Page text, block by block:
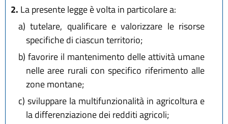
2. La presente legge è volta in particolare a:
a) tutelare, qualificare e valorizzare le risorse
specifiche di ciascun territorio;
b) favorire il mantenimento delle attività umane
nelle aree rurali con specifico riferimento alle
zone montane;
c) sviluppare la multifunzionalità in agricoltura e
la differenziazione dei redditi agricoli;